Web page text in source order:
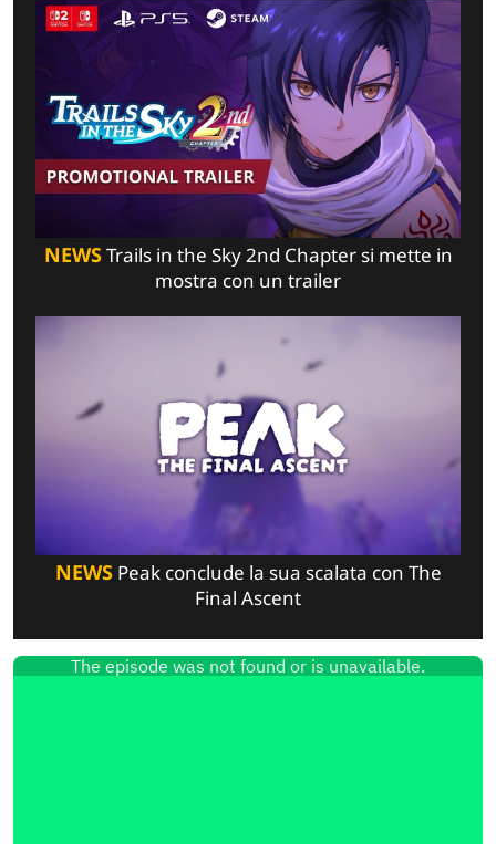
NEWSTrails in the Sky 2nd Chapter si mette in
mostra con un trailer
NEWSPeak conclude la sua scalata con The
Final Ascent